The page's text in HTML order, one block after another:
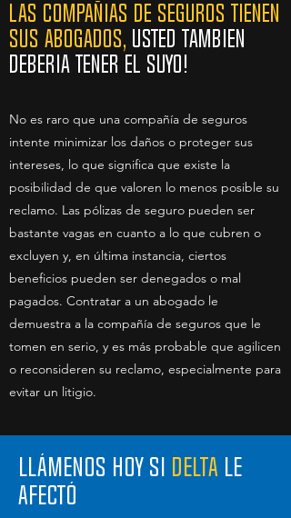
LAS COMPAÑIAS DE SEGUROS TIENEN
SUS ABOGADOS, USTED TAMBIEN
DEBERIA TENER EL SUYO!
No es raro que una compañía de seguros
intente minimizar los daños o proteger sus
intereses, lo que significa que existe la
posibilidad de que valoren lo menos posible su
reclamo. Las pólizas de seguro pueden ser
bastante vagas en cuanto a lo que cubren o
excluyen y, en última instancia, ciertos
beneficios pueden ser denegados o mal
pagados. Contratar a un abogado le
demuestra a la compañía de seguros que le
tomen en serio, y es más probable que agilicen
o reconsideren su reclamo, especialmente para
evitar un litigio.
LLÁMENOS HOY SI DELTA LE
AFECTÓ